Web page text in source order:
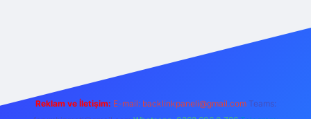
https://www.betexper.xyz/
Reklam ve İletişim: E-mail: backlinkpaneli@gmail.com Teams: